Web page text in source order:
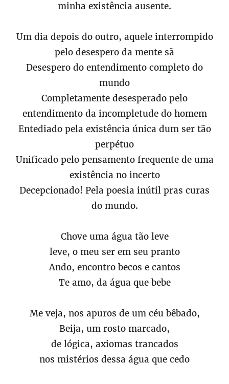
minha existência ausente.
Um dia depois do outro, aquele interrompido
pelo desespero da mente sã
Desespero do entendimento completo do
mundo
Completamente desesperado pelo
entendimento da incompletude do homem
Entediado pela existência única dum ser tão
perpétuo
Unificado pelo pensamento frequente de uma
existência no incerto
Decepcionado! Pela poesia inútil pras curas
do mundo.
Chove uma água tão leve
leve, o meu ser em seu pranto
Ando, encontro becos e cantos
Te amo, da água que bebe
Me veja, nos apuros de um céu bêbado,
Beija, um rosto marcado,
de lógica, axiomas trancados
nos mistérios dessa água que cedo